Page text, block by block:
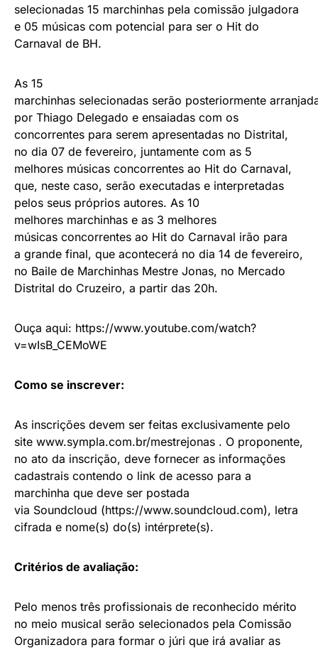
selecionadas 15 marchinhas pela comissão julgadora
e 05 músicas com potencial para ser o Hit do
Carnaval de BH.
As 15
marchinhas selecionadas serão posteriormente
por Thiago Delegado e ensaiadas com os
concorrentes para serem apresentadas no Distrital,
no dia 07 de fevereiro, juntamente com as 5
melhores músicas concorrentes ao Hit do Carnaval,
que, neste caso, serão executadas e interpretadas
pelos seus próprios autores. As 10
melhores marchinhas e as 3 melhores
músicas concorrentes ao Hit do Carnaval irão para
a grande final, que acontecerá no dia 14 de fevereiro,
no Baile de Marchinhas Mestre Jonas, no Mercado
Distrital do Cruzeiro, a partir das 20h.
Ouça aqui: https://www.youtube.com/watch?
v=wIsB_CEMoWE
Como se inscrever:
As inscrições devem ser feitas exclusivamente pelo
site www.sympla.com.br/mestrejonas . O proponente,
no ato da inscrição, deve fornecer as informações
cadastrais contendo o link de acesso para a
marchinha que deve ser postada
via Soundcloud (https://www.soundcloud.com), letra
cifrada e nome(s) do(s) intérprete(s).
Critérios de avaliação:
Pelo menos três profissionais de reconhecido mérito
no meio musical serão selecionados pela Comissão
Organizadora para formar o júri que irá avaliar as